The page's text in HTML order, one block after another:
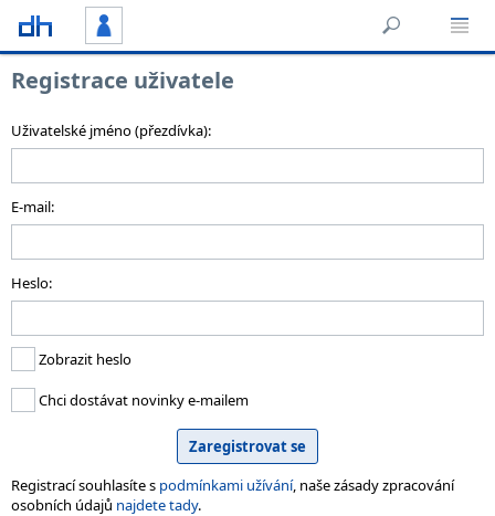
Registrace uživatele
Uživatelské jméno (přezdívka):
E-mail:
Heslo:
Zobrazit heslo
Chci dostávat novinky e-mailem
Registrací souhlasíte s podmínkami užívání, naše zásady zpracování
osobních údajů najdete tady.